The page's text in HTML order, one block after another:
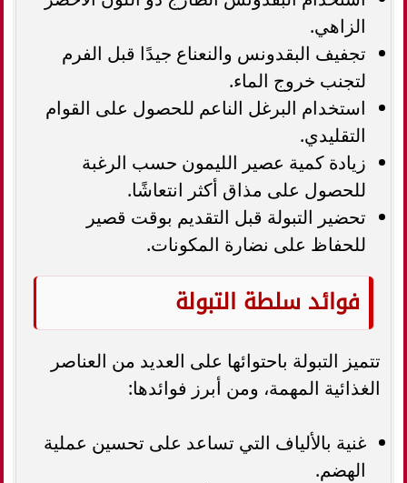
الزاهي.
تجفيف البقدونس والنعناع جيدًا قبل الفرم
لتجنب خروج الماء.
استخدام البرغل الناعم للحصول على القوام
التقليدي.
زيادة كمية عصير الليمون حسب الرغبة
للحصول على مذاق أكثر انتعاشًا.
تحضير التبولة قبل التقديم بوقت قصير
للحفاظ على نضارة المكونات.
فوائد سلطة التبولة
تتميز التبولة باحتوائها على العديد من العناصر
الغذائية المهمة، ومن أبرز فوائدها:
غنية بالألياف التي تساعد على تحسين عملية
الهضم.